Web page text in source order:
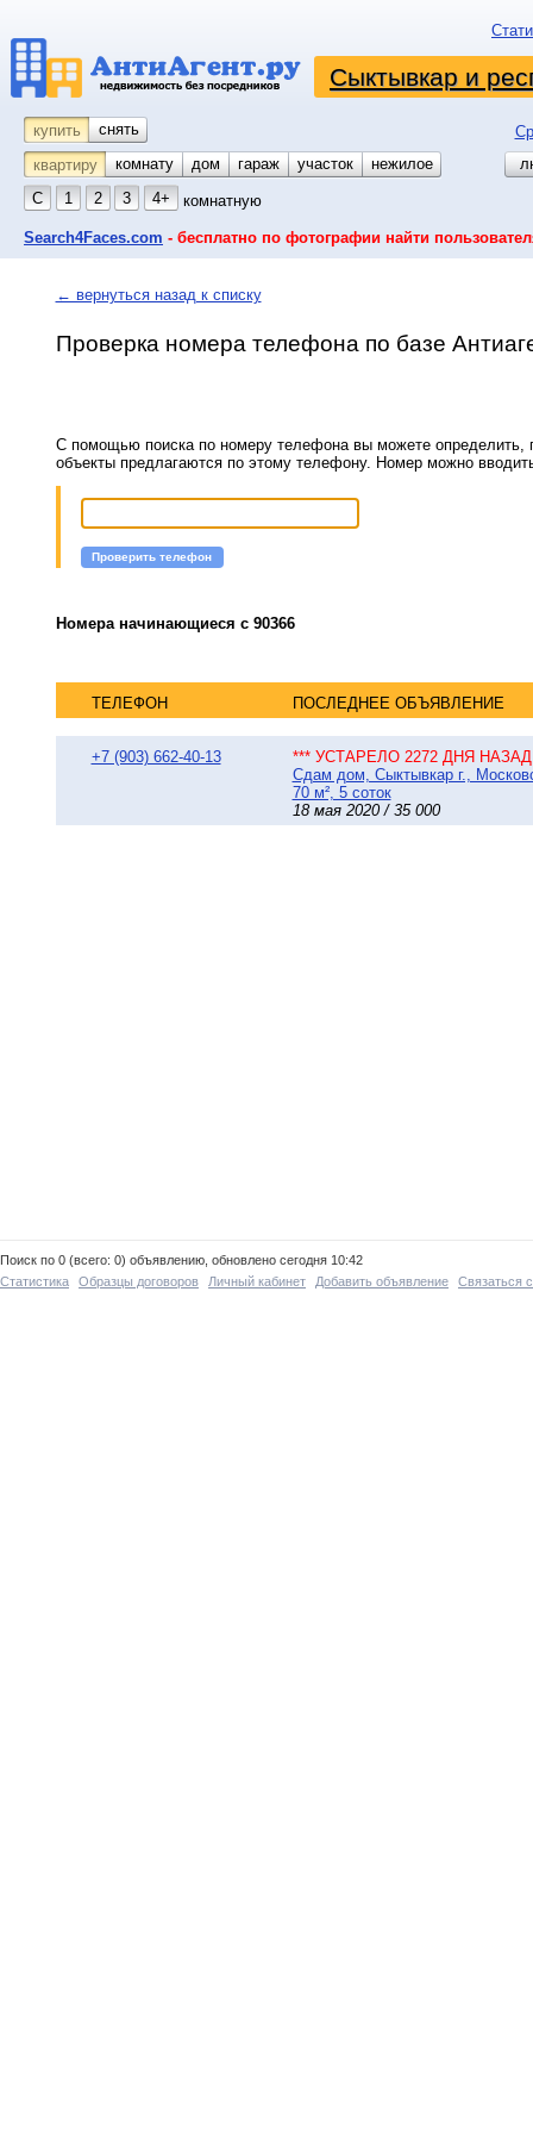
Сыктывкар и
купить снять
квартиру
комнату койко-место
дом гараж участок
нежилое
С
1 2 3 4+ комнатную
Search4Faces.com - бесплатно по фотографии найти
← вернуться назад к списку
Проверка номера телефона по базе
С помощью поиска по номеру телефона вы можете определить,
объекты предлагаются по этому телефону. Номер можно
Проверить телефон
Номера начинающиеся с 90366
ТЕЛЕФОН ПОСЛЕДНЕЕ ОБЪЯВЛЕНИЕ
+7 (903) 662-40-13
*** УСТАРЕЛО 2272 ДНЯ НАЗАД
Сдам дом, Сыктывкар г.,
70 м², 5 соток
18 мая 2020 / 35 000
Поиск по 0 (всего: 0) объявлению, обновлено сегодня 10:42
Статистика
Образцы договоров Личный кабинет Добавить объявление Связаться